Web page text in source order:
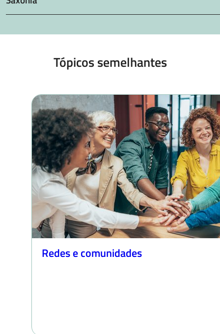
Tópicos semelhantes
Redes e comunidades